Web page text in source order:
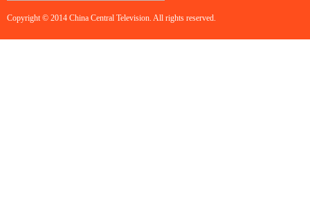
Copyright © 2014 China Central Television. All rights reserved.